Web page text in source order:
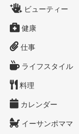
ビューティー
健康
仕事
ライフスタイル
料理
カレンダー
イーサンポママ